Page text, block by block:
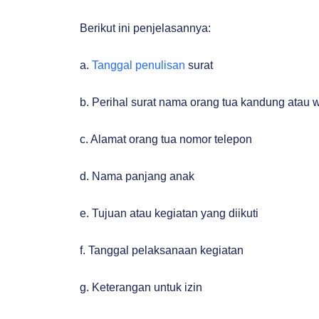
Berikut ini penjelasannya:
a. Tanggal penulisan surat
b. Perihal surat nama orang tua kandung atau
c. Alamat orang tua nomor telepon
d. Nama panjang anak
e. Tujuan atau kegiatan yang diikuti
f. Tanggal pelaksanaan kegiatan
g. Keterangan untuk izin